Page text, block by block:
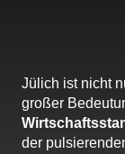
Jülich ist nicht
großer
der